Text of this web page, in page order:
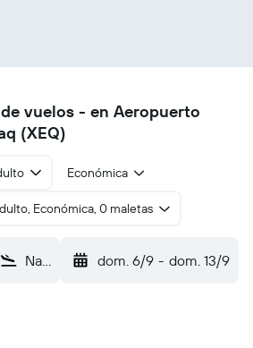
vuelos - en Aeropuerto
(XEQ)
Económica
Económica, 0 maletas
Nanortalik Tasiusaq (XEQ) dom. 6/9 - dom. 13/9